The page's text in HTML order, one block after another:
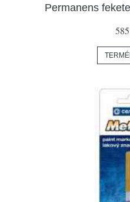
Permanens